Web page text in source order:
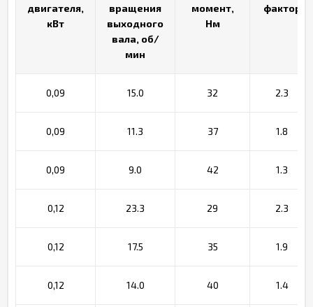
двигателя,
кВт
вращения
выходного
вала, об/
мин
момент,
Нм
фактор
0,09 15.0 32 2.3
0,09 11.3 37 1.8
0,09 9.0 42 1.3
0,12 23.3 29 2.3
0,12 17.5 35 1.9
0,12 14.0 40 1.4
двигателя,
кВт
вращения
выходного
вала, об/
мин
момент,
Нм
фактор